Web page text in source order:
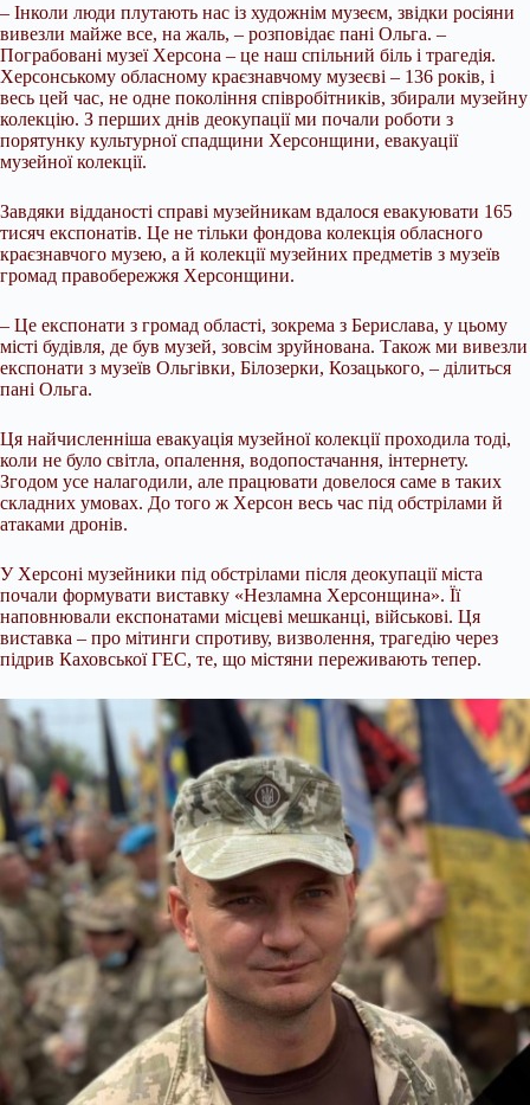
– Інколи люди плутають нас із художнім музеєм, звідки росіяни
вивезли майже все, на жаль, – розповідає пані Ольга. –
Пограбовані музеї Херсона – це наш спільний біль і трагедія.
Херсонському обласному краєзнавчому музеєві – 136 років, і
весь цей час, не одне покоління співробітників, збирали музейну
колекцію. З перших днів деокупації ми почали роботи з
порятунку культурної спадщини Херсонщини, евакуації
музейної колекції.
Завдяки відданості справі музейникам вдалося евакуювати 165
тисяч експонатів. Це не тільки фондова колекція обласного
краєзнавчого музею, а й колекції музейних предметів з музеїв
громад правобережжя Херсонщини.
– Це експонати з громад області, зокрема з Берислава, у цьому
місті будівля, де був музей, зовсім зруйнована. Також ми вивезли
експонати з музеїв Ольгівки, Білозерки, Козацького, – ділиться
пані Ольга.
Ця найчисленніша евакуація музейної колекції проходила тоді,
коли не було світла, опалення, водопостачання, інтернету.
Згодом усе налагодили, але працювати довелося саме в таких
складних умовах. До того ж Херсон весь час під обстрілами й
атаками дронів.
У Херсоні музейники під обстрілами після деокупації міста
почали формувати виставку «Незламна Херсонщина». Її
наповнювали експонатами місцеві мешканці, військові. Ця
виставка – про мітинги спротиву, визволення, трагедію через
підрив Каховської ГЕС, те, що містяни переживають тепер.